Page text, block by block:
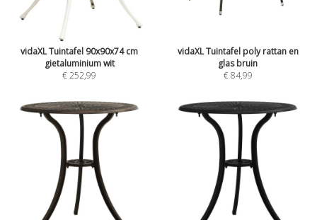
vidaXL Tuintafel 90x90x74 cm
gietaluminium wit
€ 252,99
vidaXL Tuintafel poly rattan en
glas bruin
€ 84,99